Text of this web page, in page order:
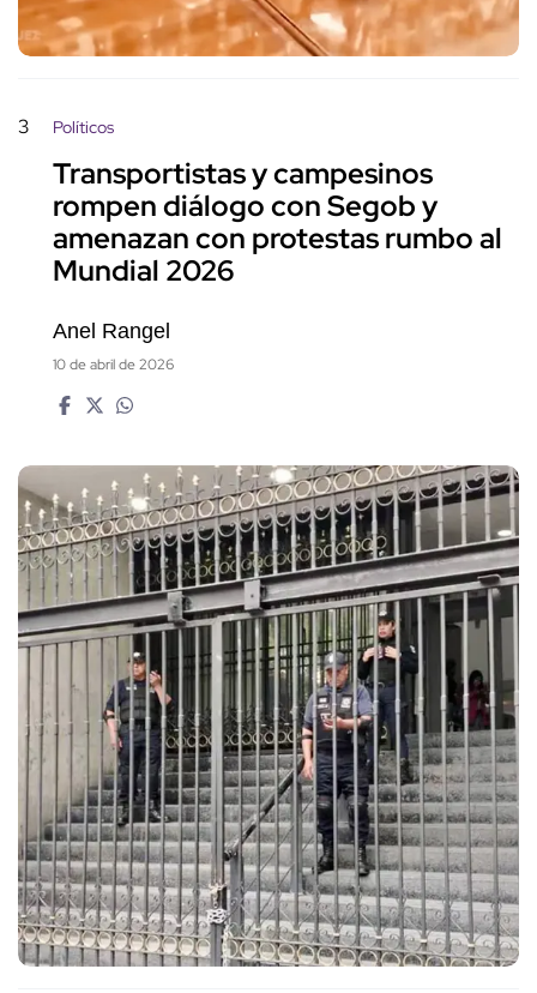
3 Políticos
Transportistas y campesinos
rompen diálogo con Segob y
amenazan con protestas rumbo al
Mundial 2026
Anel Rangel
10 de abril de 2026